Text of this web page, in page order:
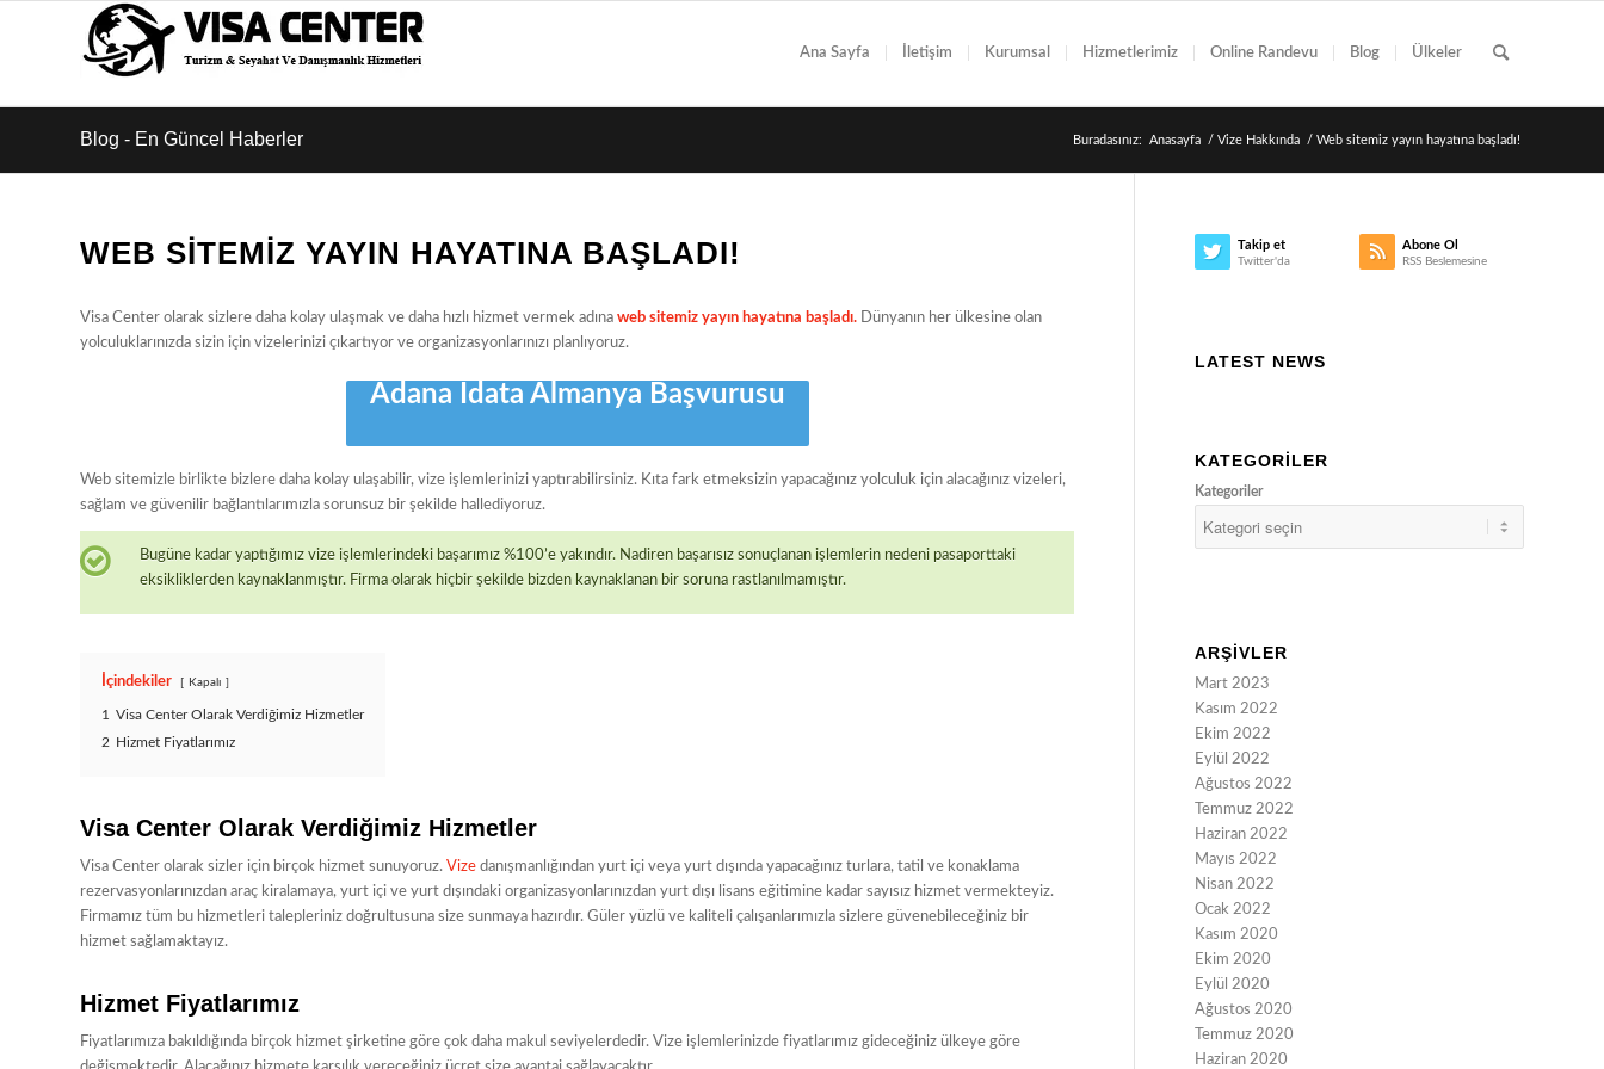
Ana Sayfa İletişim Kurumsal Hizmetlerimiz Online Randevu Blog Ülkeler
Blog - En Güncel Haberler Buradasınız: Anasayfa / Vize Hakkında / Web sitemiz yayın hayatına başladı!
WEB SITEMIZ YAYIN HAYATINA BAŞLADI!
Visa Center olarak sizlere daha kolay ulaşmak ve daha hızlı hizmet vermek adına web sitemiz yayın hayatına başladı. Dünyanın her ülkesine olan
yolculuklarınızda sizin için vizelerinizi çıkartıyor ve organizasyonlarınızı planlıyoruz.
Adana İdata Almanya Başvurusu
Web sitemizle birlikte bizlere daha kolay ulaşabilir, vize işlemlerinizi yaptırabilirsiniz. Kıta fark etmeksizin yapacağınız yolculuk için alacağınız vizeleri,
sağlam ve güvenilir bağlantılarımızla sorunsuz bir şekilde hallediyoruz.
Bugüne kadar yaptığımız vize işlemlerindeki başarımız %100’e yakındır. Nadiren başarısız sonuçlanan işlemlerin nedeni pasaporttaki
eksikliklerden kaynaklanmıştır. Firma olarak hiçbir şekilde bizden kaynaklanan bir soruna rastlanılmamıştır.
İçindekiler Kapalı
1 Visa Center Olarak Verdiğimiz Hizmetler
2 Hizmet Fiyatlarımız
Visa Center Olarak Verdiğimiz Hizmetler
Visa Center olarak sizler için birçok hizmet sunuyoruz. Vize danışmanlığından yurt içi veya yurt dışında yapacağınız turlara, tatil ve konaklama
rezervasyonlarınızdan araç kiralamaya, yurt içi ve yurt dışındaki organizasyonlarınızdan yurt dışı lisans eğitimine kadar sayısız hizmet vermekteyiz.
Firmamız tüm bu hizmetleri talepleriniz doğrultusuna size sunmaya hazırdır. Güler yüzlü ve kaliteli çalışanlarımızla sizlere güvenebileceğiniz bir
hizmet sağlamaktayız.
Hizmet Fiyatlarımız
Fiyatlarımıza bakıldığında birçok hizmet şirketine göre çok daha makul seviyelerdedir. Vize işlemlerinizde fiyatlarımız gideceğiniz ülkeye göre
Takip et
Twitter'da
Abone Ol
RSS Beslemesine
LATEST NEWS
KATEGORILER
Kategoriler
ARŞIVLER
Mart 2023
Kasım 2022
Ekim 2022
Eylül 2022
Ağustos 2022
Temmuz 2022
Haziran 2022
Mayıs 2022
Nisan 2022
Ocak 2022
Kasım 2020
Ekim 2020
Eylül 2020
Ağustos 2020
Temmuz 2020
Haziran 2020